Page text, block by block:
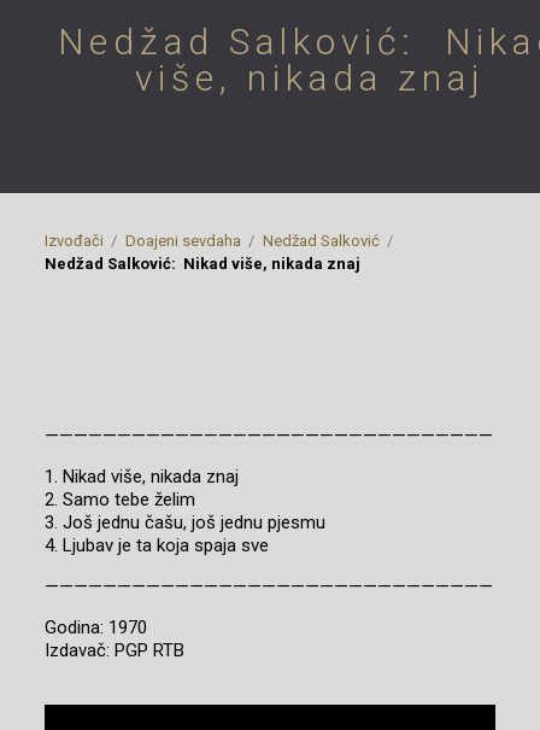
Nedžad Salković:
više, nikada znaj
Izvođači Doajeni sevdaha
Nedžad Salković
Nedžad Salković: Nikad više, nikada znaj
———————————————————————————————
1. Nikad više, nikada znaj
2. Samo tebe želim
3. Još jednu čašu, još jednu pjesmu
4. Ljubav je ta koja spaja sve
———————————————————————————————
Godina: 1970
Izdavač: PGP RTB